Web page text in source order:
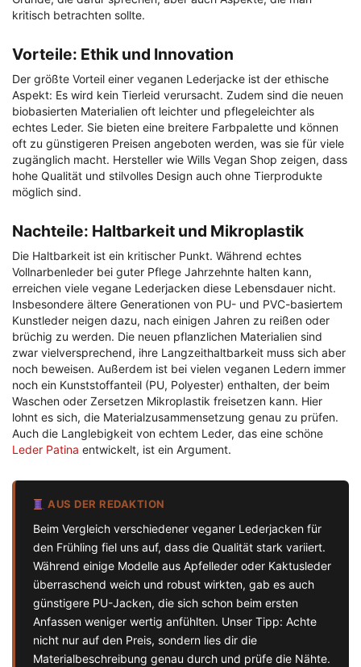
kritisch betrachten sollte.
Vorteile: Ethik und Innovation
Der größte Vorteil einer veganen Lederjacke ist der ethische
Aspekt: Es wird kein Tierleid verursacht. Zudem sind die neuen
biobasierten Materialien oft leichter und pflegeleichter als
echtes Leder. Sie bieten eine breitere Farbpalette und können
oft zu günstigeren Preisen angeboten werden, was sie für viele
zugänglich macht. Hersteller wie Wills Vegan Shop zeigen, dass
hohe Qualität und stilvolles Design auch ohne Tierprodukte
möglich sind.
Nachteile: Haltbarkeit und Mikroplastik
Die Haltbarkeit ist ein kritischer Punkt. Während echtes
Vollnarbenleder bei guter Pflege Jahrzehnte halten kann,
erreichen viele vegane Lederjacken diese Lebensdauer nicht.
Insbesondere ältere Generationen von PU- und PVC-basiertem
Kunstleder neigen dazu, nach einigen Jahren zu reißen oder
brüchig zu werden. Die neuen pflanzlichen Materialien sind
zwar vielversprechend, ihre Langzeithaltbarkeit muss sich aber
noch beweisen. Außerdem ist bei vielen veganen Ledern immer
noch ein Kunststoffanteil (PU, Polyester) enthalten, der beim
Waschen oder Zersetzen Mikroplastik freisetzen kann. Hier
lohnt es sich, die Materialzusammensetzung genau zu prüfen.
Auch die Langlebigkeit von echtem Leder, das eine schöne
Leder Patina entwickelt, ist ein Argument.
AUS DER REDAKTION
Beim Vergleich verschiedener veganer Lederjacken für
den Frühling fiel uns auf, dass die Qualität stark variiert.
Während einige Modelle aus Apfelleder oder Kaktusleder
überraschend weich und robust wirkten, gab es auch
günstigere PU-Jacken, die sich schon beim ersten
Anfassen weniger wertig anfühlten. Unser Tipp: Achte
nicht nur auf den Preis, sondern lies dir die
Materialbeschreibung genau durch und prüfe die Nähte.